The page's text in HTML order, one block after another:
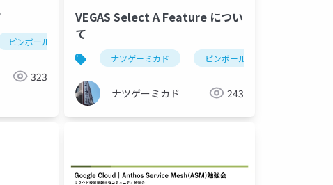
ピンボール
323
VEGAS Select A Feature につい
て
ナツゲーミカド ピンボール
ナツゲーミカド 243